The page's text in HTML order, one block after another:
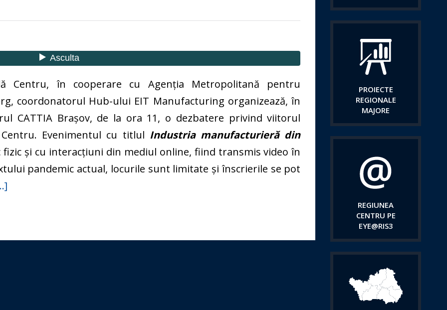
Centru, în cooperare cu Agenția Metropolitană pentru
coordonatorul Hub-ului EIT Manufacturing organizează, în
CATTIA Brașov, de la ora 11, o dezbatere privind viitorul
Evenimentul cu titlul Industria manufacturieră din
fizic și cu interacțiuni din mediul online, fiind transmis video în
pandemic actual, locurile sunt limitate și înscrierile se pot
PROIECTE
REGIONALE
MAJORE
REGIUNEA
CENTRU PE
EYE@RIS3